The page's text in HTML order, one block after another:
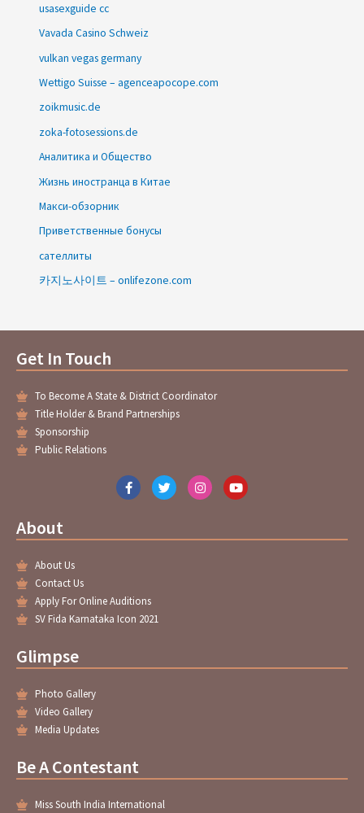
usasexguide cc
Vavada Casino Schweiz
vulkan vegas germany
Wettigo Suisse – agenceapocope.com
zoikmusic.de
zoka-fotosessions.de
Аналитика и Общество
Жизнь иностранца в Китае
Макси-обзорник
Приветственные бонусы
сателлиты
카지노사이트 – onlifezone.com
Get In Touch
To Become A State & District Coordinator
Title Holder & Brand Partnerships
Sponsorship
Public Relations
F
a
c
o
T
w
i
e
I
n
s
g
Y
o
u
b
About
About Us
Contact Us
Apply For Online Auditions
SV Fida Karnataka Icon 2021
Glimpse
Photo Gallery
Video Gallery
Media Updates
Be A Contestant
Miss South India International